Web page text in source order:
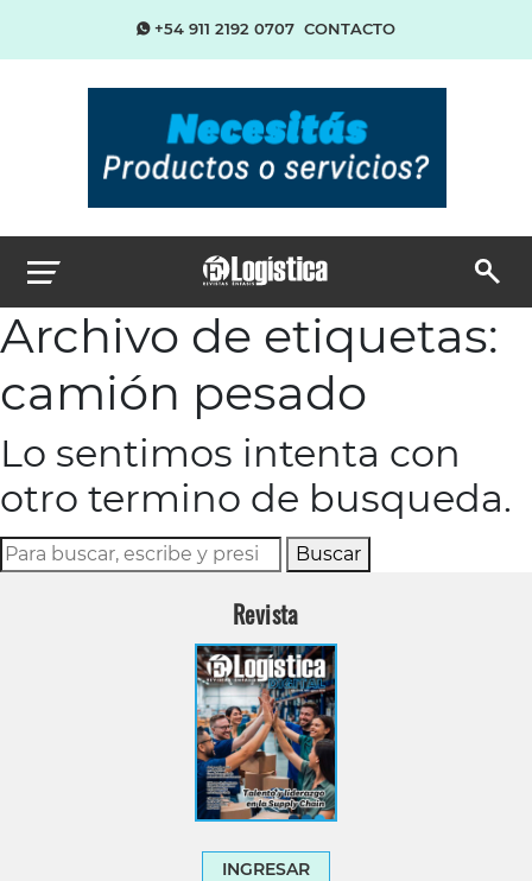
+54 911 2192 0707 CONTACTO
Archivo de etiquetas:
camión pesado
Lo sentimos intenta con
otro termino de busqueda.
Buscar
Revista
INGRESAR